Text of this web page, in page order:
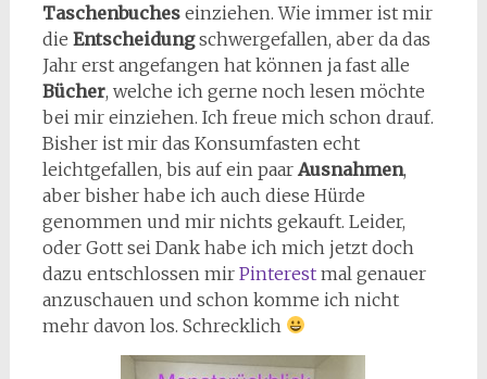
Taschenbucheseinziehen. Wie immer ist mir
die Entscheidungschwergefallen, aber da das
Jahr erst angefangen hat können ja fast alle
Bücher, welche ich gerne noch lesen möchte
bei mir einziehen. Ich freue mich schon drauf.
Bisher ist mir das Konsumfasten echt
leichtgefallen, bis auf ein paar Ausnahmen,
aber bisher habe ich auch diese Hürde
genommen und mir nichts gekauft. Leider,
oder Gott sei Dank habe ich mich jetzt doch
dazu entschlossen mir Pinterestmal genauer
anzuschauen und schon komme ich nicht
mehr davon los. Schrecklich